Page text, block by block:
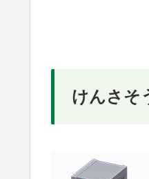
けんさそ